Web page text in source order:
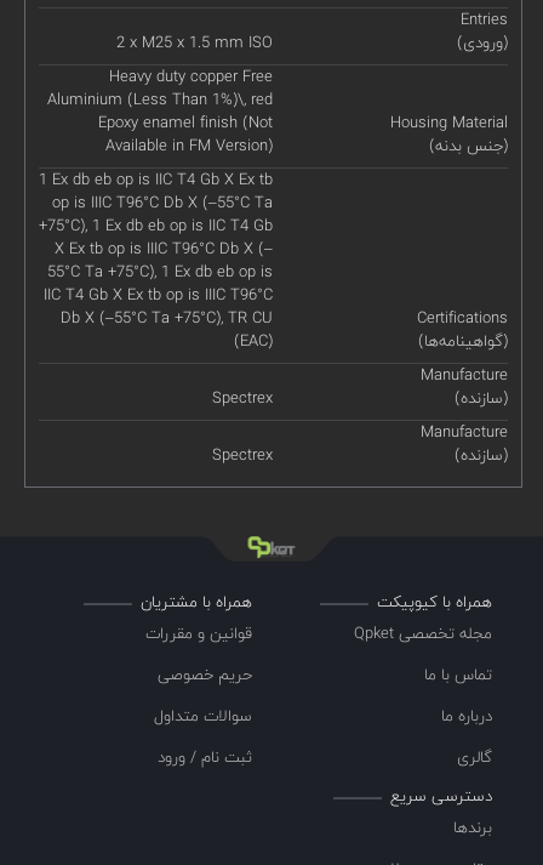
Entries
(ورودی)
2 x M25 x 1.5 mm ISO
Housing Material
(جنس بدنه)
Heavy duty copper Free
Aluminium (Less Than 1%)\, red
Epoxy enamel finish (Not
Available in FM Version)
Certifications
(گواهینامه‌ها)
1 Ex db eb op is IIC T4 Gb X Ex tb
op is IIIC T96°C Db X (–55°C Ta
+75°C), 1 Ex db eb op is IIC T4 Gb
X Ex tb op is IIIC T96°C Db X (–
55°C Ta +75°C), 1 Ex db eb op is
IIC T4 Gb X Ex tb op is IIIC T96°C
Db X (–55°C Ta +75°C), TR CU
(EAC)
Manufacture
(سازنده)
Spectrex
Manufacture
(سازنده)
Spectrex
همراه با کیوپیکت
مجله تخصصی Qpket
تماس با ما
درباره ما
گالری
همراه با مشتریان
قوانین و مقررات
حریم خصوصی
سوالات متداول
ثبت نام / ورود
دسترسی سریع
برندها